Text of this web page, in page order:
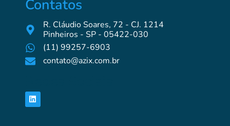
Contatos
R. Cláudio Soares, 72 - CJ. 1214
Pinheiros - SP - 05422-030
(11) 99257-6903
contato@azix.com.br